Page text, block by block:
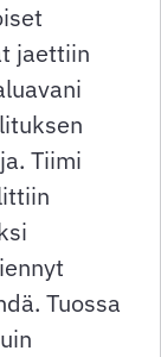
jaettiin
Tiimi
Tuossa